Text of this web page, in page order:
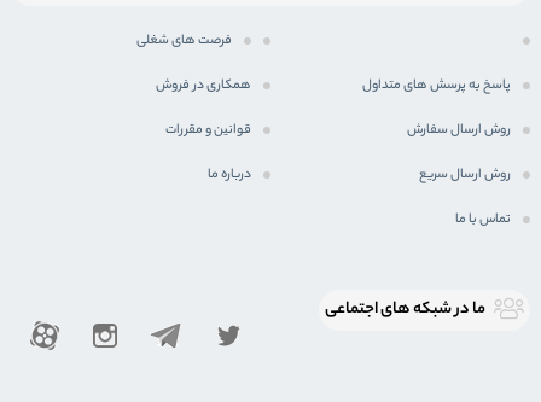
فرصت های شغلی
پاسخ به پرسش های متداول همکاری در فروش
روش ارسال سفارش قوانین و مقررات
روش ارسال سریع درباره ما
تماس با ما
ما در شبكه های اجتماعی